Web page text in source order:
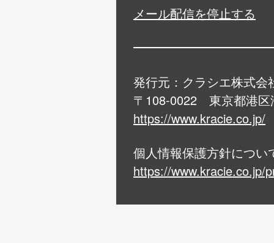
メール配信を停止する
発行元：クラシエ株式会
〒108-0022 東京都港区
https://www.kracie.co.jp/
個人情報保護方針につい
https://www.kracie.co.jp/